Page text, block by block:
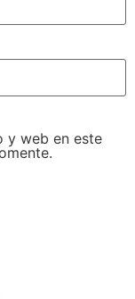
y web en este